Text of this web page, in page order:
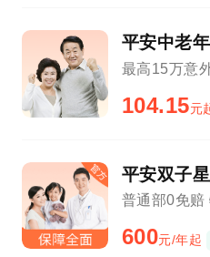
平安中老
最高15万意
104.15元
平安双子
普通部0免赔
600元/年起